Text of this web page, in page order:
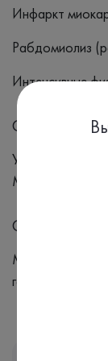
Инфаркт
Рабдомиолиз
Интенсивные
Симптомы
Усталость
Мышечная
Синонимы
Миоглобин,
гемоглобин,